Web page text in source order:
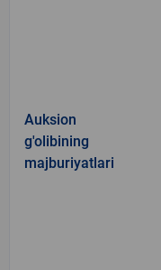
Auksion
g'olibining
majburiyatlari